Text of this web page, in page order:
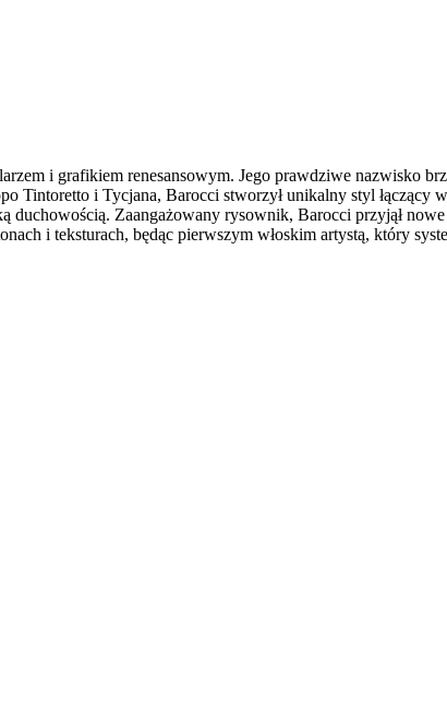
i grafikiem renesansowym. Jego prawdziwe nazwisko
Tintoretto i Tycjana, Barocci stworzył unikalny styl
duchowością. Zaangażowany rysownik, Barocci przyjął
i teksturach, będąc pierwszym włoskim artystą, który